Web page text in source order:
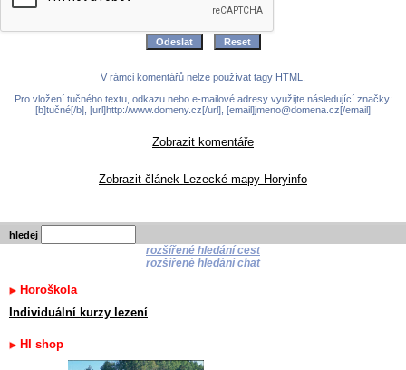
V rámci komentářů nelze používat tagy HTML.
Pro vložení tučného textu, odkazu nebo e-mailové adresy využijte následující značky:
[b]tučné[/b], [url]http://www.domeny.cz[/url], [email]jmeno@domena.cz[/email]
Zobrazit komentáře
Zobrazit článek Lezecké mapy Horyinfo
hledej
rozšířené hledání cest
rozšířené hledání chat
Horoškola
Individuální kurzy lezení
HI shop